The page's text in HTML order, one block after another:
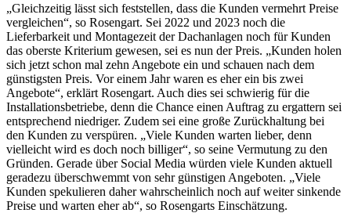
„Gleichzeitig lässt sich feststellen, dass die Kunden vermehrt Preise
vergleichen“, so Rosengart. Sei 2022 und 2023 noch die
Lieferbarkeit und Montagezeit der Dachanlagen noch für Kunden
das oberste Kriterium gewesen, sei es nun der Preis. „Kunden holen
sich jetzt schon mal zehn Angebote ein und schauen nach dem
günstigsten Preis. Vor einem Jahr waren es eher ein bis zwei
Angebote“, erklärt Rosengart. Auch dies sei schwierig für die
Installationsbetriebe, denn die Chance einen Auftrag zu ergattern sei
entsprechend niedriger. Zudem sei eine große Zurückhaltung bei
den Kunden zu verspüren. „Viele Kunden warten lieber, denn
vielleicht wird es doch noch billiger“, so seine Vermutung zu den
Gründen. Gerade über Social Media würden viele Kunden aktuell
geradezu überschwemmt von sehr günstigen Angeboten. „Viele
Kunden spekulieren daher wahrscheinlich noch auf weiter sinkende
Preise und warten eher ab“, so Rosengarts Einschätzung.